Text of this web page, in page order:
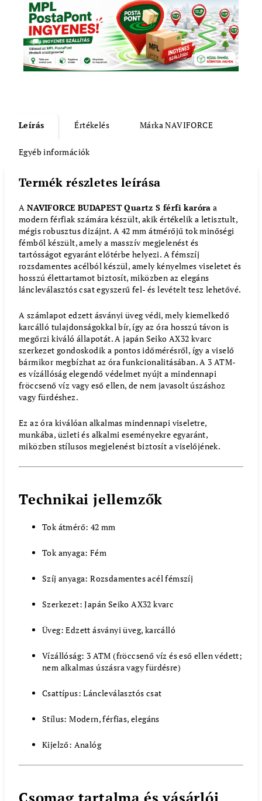
Leírás Értékelés MárkaNAVIFORCE
Egyéb információk
Termék részletes leírása
A NAVIFORCE BUDAPEST Quartz S férfi karóra a
modern férfiak számára készült, akik értékelik a letisztult,
mégis robusztus dizájnt. A 42 mm átmérőjű tok minőségi
fémből készült, amely a masszív megjelenést és
tartósságot egyaránt előtérbe helyezi. A fémszíj
rozsdamentes acélból készül, amely kényelmes viseletet és
hosszú élettartamot biztosít, miközben az elegáns
láncleválasztós csat egyszerű fel- és levételt tesz lehetővé.
A számlapot edzett ásványi üveg védi, mely kiemelkedő
karcálló tulajdonságokkal bír, így az óra hosszú távon is
megőrzi kiváló állapotát. A japán Seiko AX32 kvarc
szerkezet gondoskodik a pontos időmérésről, így a viselő
bármikor megbízhat az óra funkcionalitásában. A 3 ATM-
es vízállóság elegendő védelmet nyújt a mindennapi
fröccsenő víz vagy eső ellen, de nem javasolt úszáshoz
vagy fürdéshez.
Ez az óra kiválóan alkalmas mindennapi viseletre,
munkába, üzleti és alkalmi eseményekre egyaránt,
miközben stílusos megjelenést biztosít a viselőjének.
Technikai jellemzők
Tok átmérő: 42 mm
Tok anyaga: Fém
Szíj anyaga: Rozsdamentes acél fémszíj
Szerkezet: Japán Seiko AX32 kvarc
Üveg: Edzett ásványi üveg, karcálló
Vízállóság: 3 ATM (fröccsenő víz és eső ellen védett;
nem alkalmas úszásra vagy fürdésre)
Csattípus: Láncleválasztós csat
Stílus: Modern, férfias, elegáns
Kijelző: Analóg